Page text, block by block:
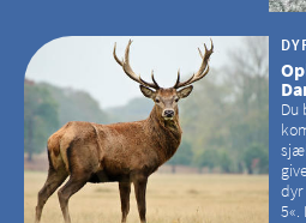
Du
dyr